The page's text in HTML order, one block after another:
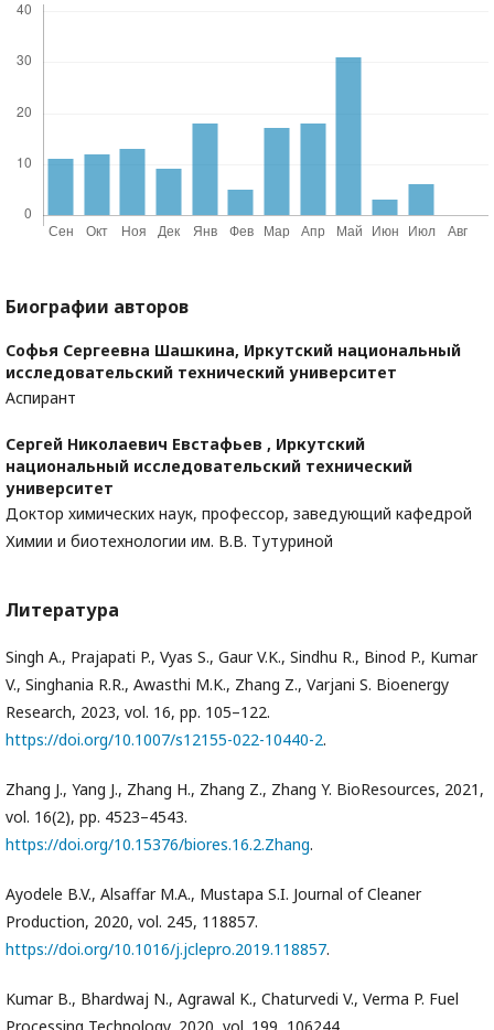
Биографии авторов
Софья Сергеевна Шашкина, Иркутский национальный
исследовательский технический университет
Аспирант
Сергей Николаевич Евстафьев , Иркутский
национальный исследовательский технический
университет
Доктор химических наук, профессор, заведующий кафедрой
Химии и биотехнологии им. В.В. Тутуриной
Литература
Singh A., Prajapati P., Vyas S., Gaur V.K., Sindhu R., Binod P., Kumar
V., Singhania R.R., Awasthi M.K., Zhang Z., Varjani S. Bioenergy
Research, 2023, vol. 16, pp. 105–122.
https://doi.org/10.1007/s12155-022-10440-2.
Zhang J., Yang J., Zhang H., Zhang Z., Zhang Y. BioResources, 2021,
vol. 16(2), pp. 4523–4543.
https://doi.org/10.15376/biores.16.2.Zhang.
Ayodele B.V., Alsaffar M.A., Mustapa S.I. Journal of Cleaner
Production, 2020, vol. 245, 118857.
https://doi.org/10.1016/j.jclepro.2019.118857.
Kumar B., Bhardwaj N., Agrawal K., Chaturvedi V., Verma P. Fuel